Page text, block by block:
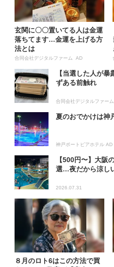
玄関に〇〇置いてる人は金運
落ちてます…金運を上げる方
法とは
合同会社デジタルファーム AD
【当選した人が
ずある前触れ
合同会社デジタルファー
夏のおでかけは神
神戸ポートピアホテル AD
【500円〜】大阪
選…夜だから涼し
2026.07.31
８月のロト6はこの方法で買